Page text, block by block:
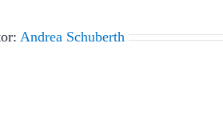
Andrea Schuberth